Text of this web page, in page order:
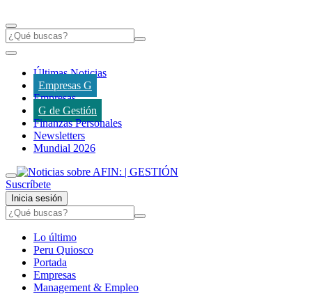
Últimas Noticias
Empresas G
Empresas
G de Gestión
Finanzas Personales
Newsletters
Mundial 2026
Suscríbete
Inicia sesión
Lo último
Peru Quiosco
Portada
Empresas
Management & Empleo